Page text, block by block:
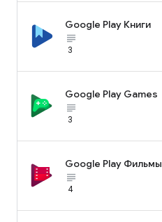
Google Play Книги
subject_black
3
Google Play Games
subject_black
3
Google Play Фильмы
subject_black
4